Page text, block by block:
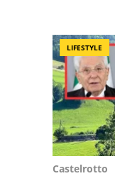
LIFESTYLE
Castelrotto